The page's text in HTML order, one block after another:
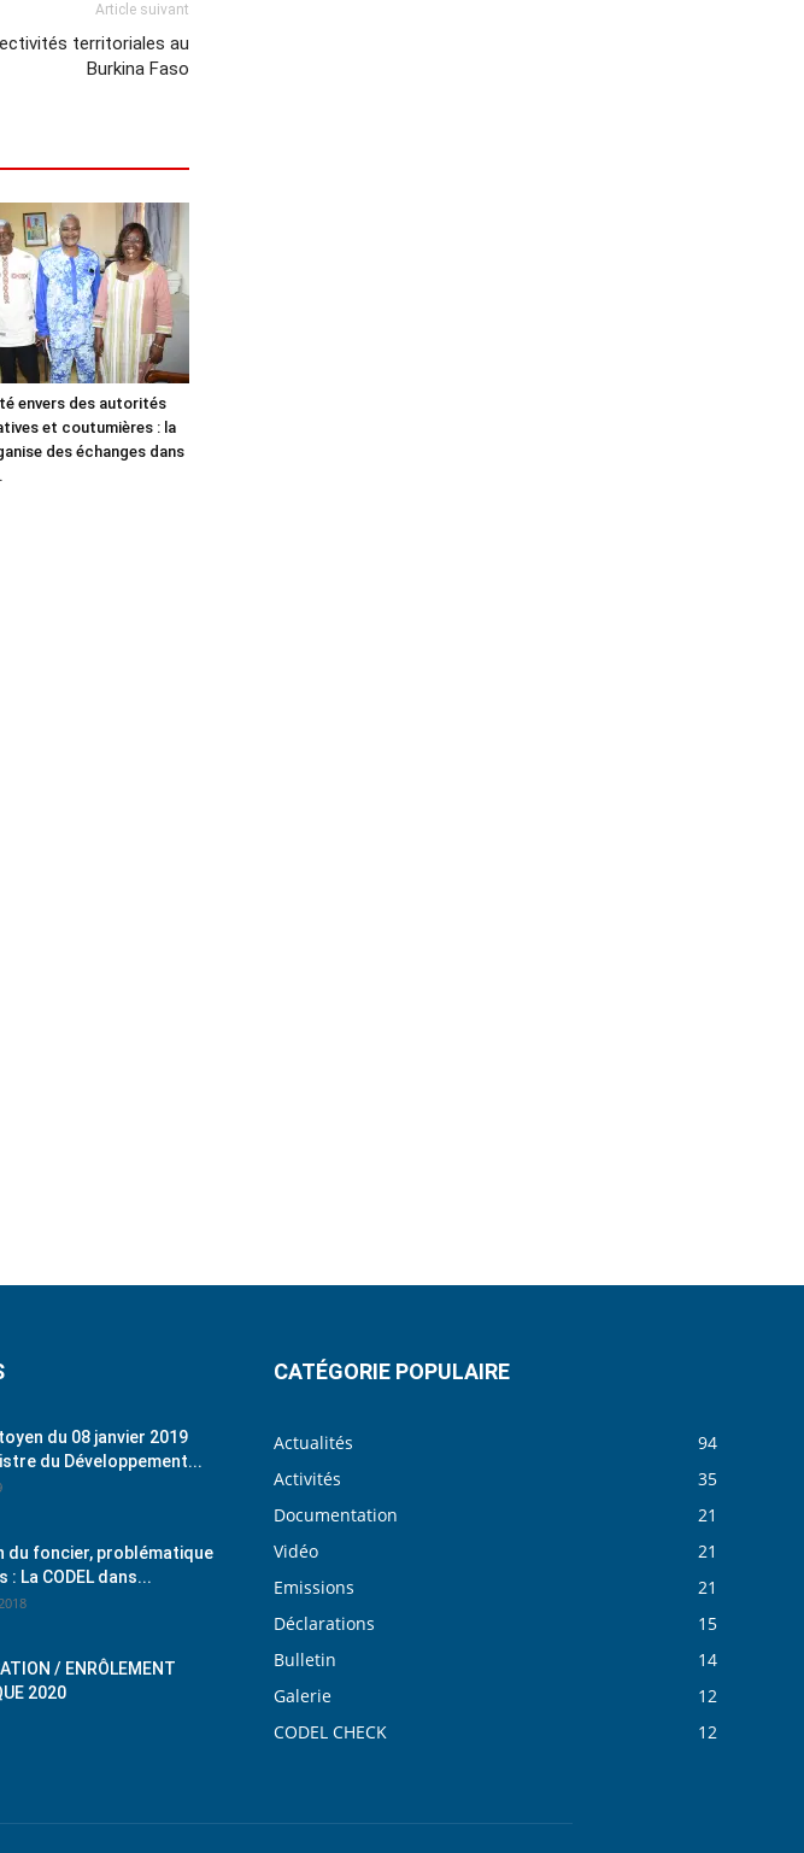
Article suivant
territoriales au
Burkina Faso
envers des autorités
et coutumières : la
des échanges dans
du 08 janvier 2019
du Développement...
du foncier, problématique
La CODEL dans...
/ ENRÔLEMENT
2020
CATÉGORIE POPULAIRE
Actualités
94
Activités
35
Documentation
21
Vidéo
21
Emissions
21
Déclarations
15
Bulletin
14
Galerie
12
CODEL CHECK
12